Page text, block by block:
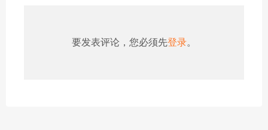
要发表评论，您必须先登录。